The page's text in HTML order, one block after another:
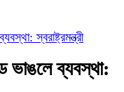
স্বরাষ্ট্রমন্ত্রী
ভাঙলে ব্যবস্থা: